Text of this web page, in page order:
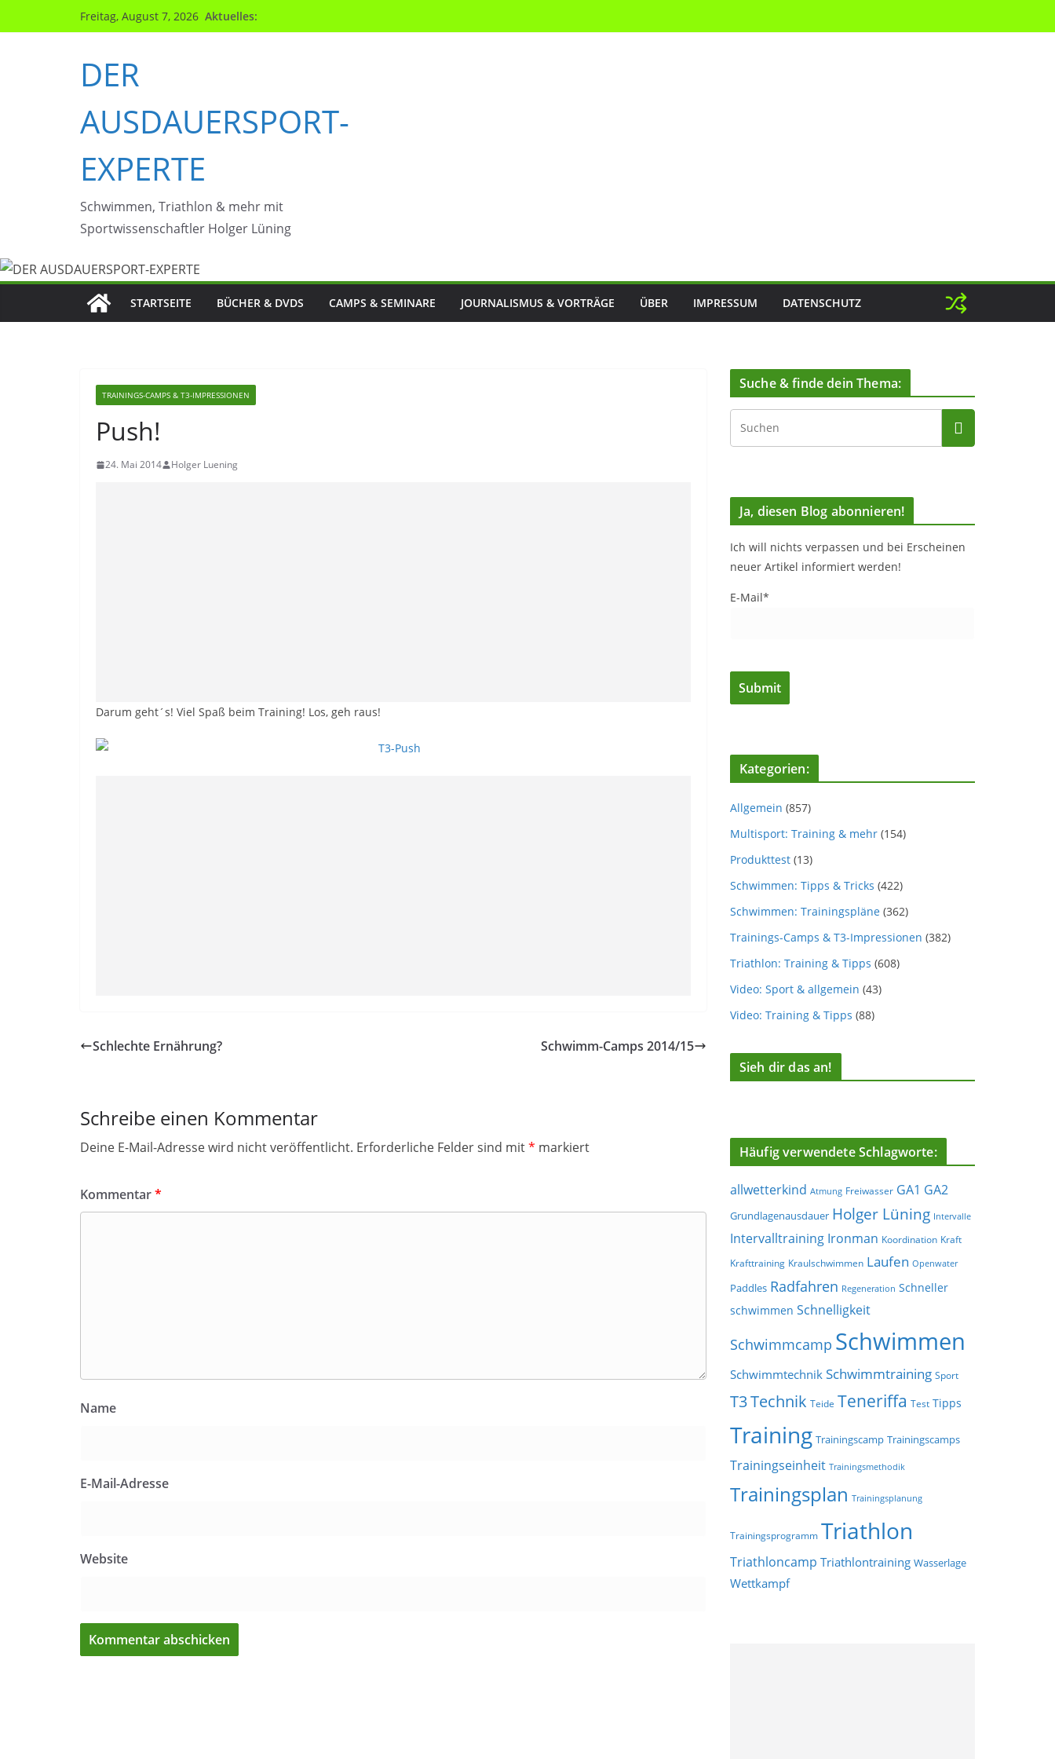
Inhalt
Freitag, August 7, 2026 Aktuelles:
DER
AUSDAUERSPORT-
EXPERTE
Schwimmen, Triathlon & mehr mit
Sportwissenschaftler Holger Lüning
STARTSEITE BÜCHER & DVDS CAMPS & SEMINARE JOURNALISMUS & VORTRÄGE ÜBER IMPRESSUM DATENSCHUTZ
TRAININGS-CAMPS & T3-IMPRESSIONEN
Push!
24. Mai 2014 Holger Luening
Darum geht´s! Viel Spaß beim Training! Los, geh raus!
Schlechte Ernährung? Schwimm-Camps 2014/15
Schreibe einen Kommentar
Deine E-Mail-Adresse wird nicht veröffentlicht. Erforderliche Felder sind mit* markiert
Kommentar*
Name
E-Mail-Adresse
Website
Suche & finde dein Thema:
Ja, diesen Blog abonnieren!
Ich will nichts verpassen und bei Erscheinen
neuer Artikel informiert werden!
E-Mail*
Kategorien:
Allgemein (857)
Multisport: Training & mehr (154)
Produkttest (13)
Schwimmen: Tipps & Tricks (422)
Schwimmen: Trainingspläne (362)
Trainings-Camps & T3-Impressionen (382)
Triathlon: Training & Tipps (608)
Video: Sport & allgemein (43)
Video: Training & Tipps (88)
Sieh dir das an!
Häufig verwendete Schlagworte:
allwetterkind Atmung Freiwasser GA1 GA2
Grundlagenausdauer Holger Lüning Intervalle
Intervalltraining Ironman Koordination Kraft
Krafttraining Kraulschwimmen Laufen Openwater
Paddles Radfahren Regeneration Schneller
schwimmen Schnelligkeit
Schwimmcamp Schwimmen
Schwimmtechnik Schwimmtraining Sport
T3Technik Teide Teneriffa Test Tipps
Training Trainingscamp Trainingscamps
Trainingseinheit Trainingsmethodik
Trainingsplan Trainingsplanung
Trainingsprogramm Triathlon
Triathloncamp Triathlontraining Wasserlage
Wettkampf